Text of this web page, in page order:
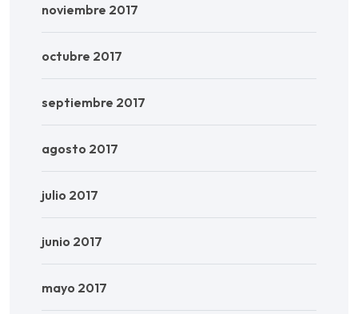
noviembre 2017
octubre 2017
septiembre 2017
agosto 2017
julio 2017
junio 2017
mayo 2017